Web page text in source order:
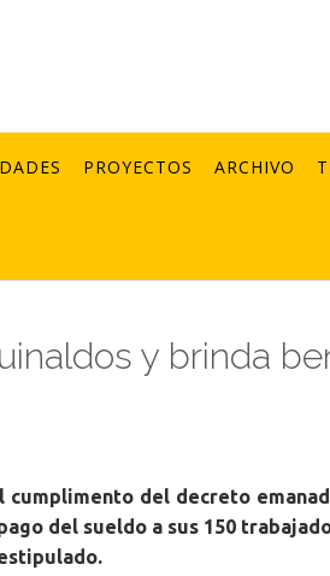
PROYECTOS ARCHIVO
y brinda
cumplimento del decreto
del sueldo a sus 150